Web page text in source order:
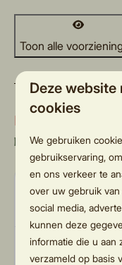
Toon alle
Kies aantal nachten
Kies je
za
8 aug
4 —
Deze
cookies
We gebruiken
gebruikservaring,
en ons verkeer te
over uw gebruik
social media,
kunnen deze
informatie die u aan
verzameld op basis